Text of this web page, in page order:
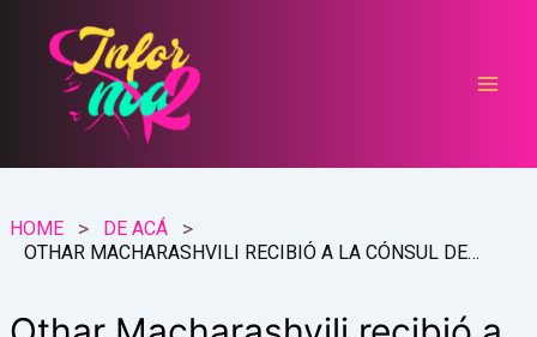
contenido
HOME
DE ACÁ
OTHAR MACHARASHVILI RECIBIÓ A LA CÓNSUL DE CHILE EN EL MARCO DE LA COOPERACIÓN BILATERAL